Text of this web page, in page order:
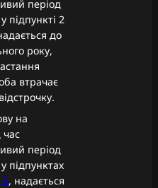
період
підпункті 2
до
року,
втрачає
на
час
період
підпунктах
5, надається